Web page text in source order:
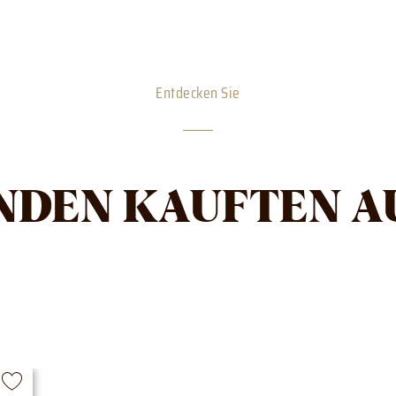
Entdecken Sie
KAUFTEN